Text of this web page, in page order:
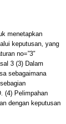
menetapkan
keputusan, yang
no=”3″
3 (3) Dalam
sebagaimana
(4) Pelimpahan
dengan keputusan